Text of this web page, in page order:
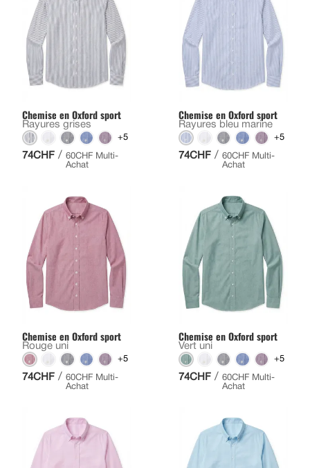
Chemise en Oxford sport
Rayures grises
+5
74CHF / 60CHF Multi-
Achat
Chemise en Oxford sport
Rayures bleu marine
+5
74CHF / 60CHF Multi-
Achat
Chemise en Oxford sport
Rouge uni
+5
74CHF / 60CHF Multi-
Achat
Chemise en Oxford sport
Vert uni
+5
74CHF / 60CHF Multi-
Achat